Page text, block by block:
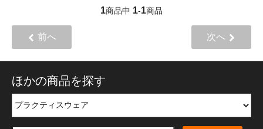
1商品中 1-1商品
前へ 次へ
ほかの商品を探す